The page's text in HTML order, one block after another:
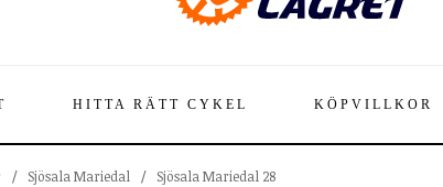
HITTA RÄTT CYKEL KÖPVILLKOR
/ Sjösala Mariedal / Sjösala Mariedal 28